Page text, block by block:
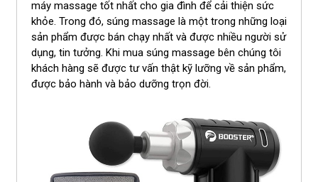
máy massage tốt nhất cho gia đình để cải thiện sức
khỏe. Trong đó, súng massage là một trong những loại
sản phẩm được bán chạy nhất và được nhiều người sử
dụng, tin tưởng. Khi mua súng massage bên chúng tôi
khách hàng sẽ được tư vấn thật kỹ lưỡng về sản phẩm,
được bảo hành và bảo dưỡng trọn đời.